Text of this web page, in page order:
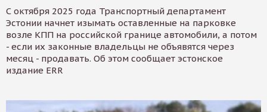
С октября 2025 года Транспортный департамент
Эстонии начнет изымать оставленные на парковке
возле КПП на российской границе автомобили, а потом
- если их законные владельцы не объявятся через
месяц - продавать. Об этом сообщает эстонское
издание ERR